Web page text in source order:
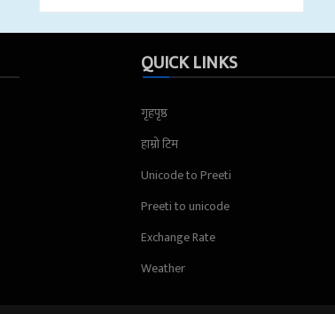
QUICK LINKS
गृहपृष्ठ
हाम्रो टिम
Unicode to Preeti
Preeti to unicode
Exchange Rate
Weather